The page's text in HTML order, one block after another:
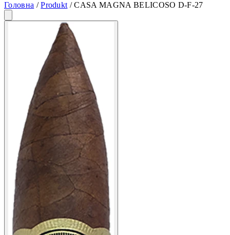
Головна /Produkt /CASA MAGNA BELICOSO D-F-27